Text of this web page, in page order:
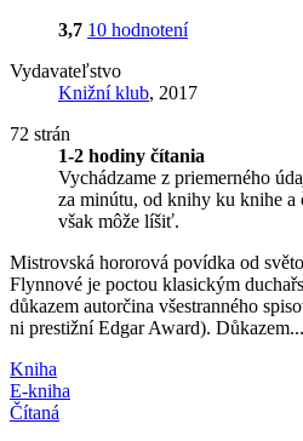
3,7 10 hodnotení
Vydavateľstvo
Knižní klub, 2017
72 strán
1-2 hodiny čítania
Vychádzame z priemerného
za minútu, od knihy ku knihe
však môže líšiť.
Mistrovská hororová povídka od
Flynnové je poctou klasickým
důkazem autorčina všestranného
ni prestižní Edgar Award). Důkazem...
Kniha
E-kniha
Čítaná